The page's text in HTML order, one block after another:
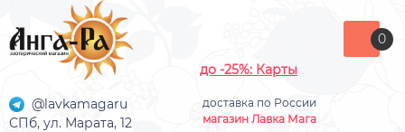
до -25%: Карты
доставка по России
магазин Лавка Мага
@lavkamagaru
СПб, ул. Марата, 12
0